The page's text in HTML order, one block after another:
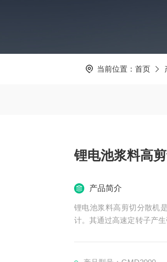
当前位置： 首页
锂电池浆料高
产品简介
锂电池浆料高剪切分散机
计。其通过高速定转子产